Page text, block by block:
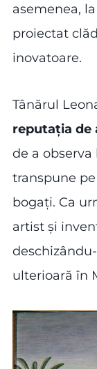
asemenea,
proiectat
inovatoare.
Tânărul
reputația
de a
transpune
bogați. Ca
artist și
ulterioară în